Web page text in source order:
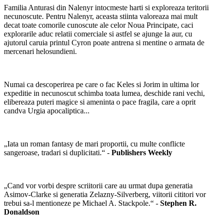
Familia Anturasi din Nalenyr intocmeste harti si exploreaza teritorii
necunoscute. Pentru Nalenyr, aceasta stiinta valoreaza mai mult
decat toate comorile cunoscute ale celor Noua Principate, caci
explorarile aduc relatii comerciale si astfel se ajunge la aur, cu
ajutorul caruia printul Cyron poate antrena si mentine o armata de
mercenari helosundieni.
Numai ca descoperirea pe care o fac Keles si Jorim in ultima lor
expeditie in necunoscut schimba toata lumea, deschide rani vechi,
elibereaza puteri magice si ameninta o pace fragila, care a oprit
candva Urgia apocaliptica...
„Iata un roman fantasy de mari proportii, cu multe conflicte
sangeroase, tradari si duplicitati.“ - Publishers Weekly
„Cand vor vorbi despre scriitorii care au urmat dupa generatia
Asimov-Clarke si generatia Zelazny-Silverberg, viitorii cititori vor
trebui sa-l mentioneze pe Michael A. Stackpole.“ - Stephen R.
Donaldson